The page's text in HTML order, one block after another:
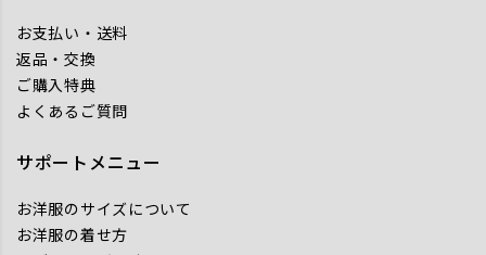
お支払い・送料
返品・交換
ご購入特典
よくあるご質問
サポートメニュー
お洋服のサイズについて
お洋服の着せ方